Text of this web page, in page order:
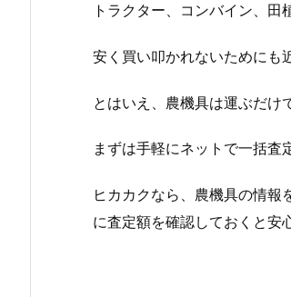
トラクター、コンバイン、田
安く買い叩かれないためにも
とはいえ、農機具は運ぶだけ
まずは手軽にネットで一括査
ヒカカクなら、農機具の情
に査定額を確認しておくと安